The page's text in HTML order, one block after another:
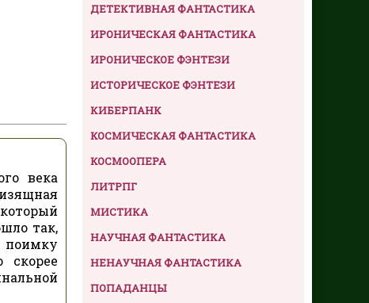
века
так,
поимку
ДЕТЕКТИВНАЯ ФАНТАСТИКА
ИРОНИЧЕСКАЯ ФАНТАСТИКА
ИРОНИЧЕСКОЕ ФЭНТЕЗИ
ИСТОРИЧЕСКОЕ ФЭНТЕЗИ
КИБЕРПАНК
КОСМИЧЕСКАЯ ФАНТАСТИКА
КОСМООПЕРА
ЛИТРПГ
МИСТИКА
НАУЧНАЯ ФАНТАСТИКА
НЕНАУЧНАЯ ФАНТАСТИКА
ПОПАДАНЦЫ